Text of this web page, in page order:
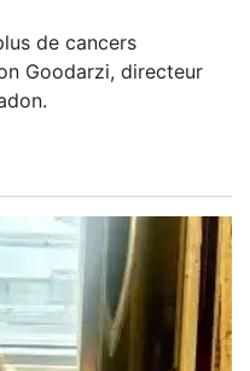
de cancers
Goodarzi, directeur